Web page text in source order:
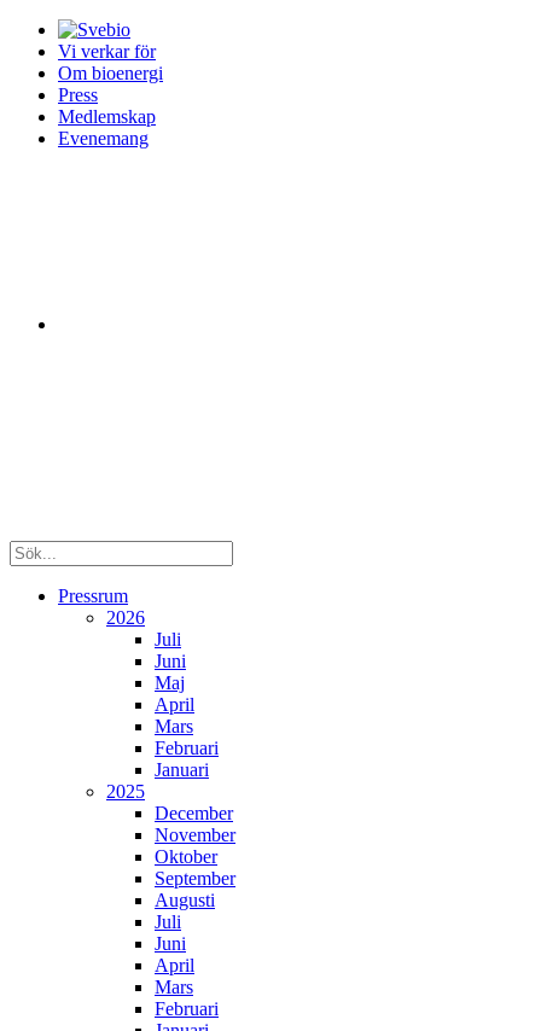
Vi verkar för
Om bioenergi
Press
Medlemskap
Evenemang
Pressrum
2026
Juli
Juni
Maj
April
Mars
Februari
Januari
2025
December
November
Oktober
September
Augusti
Juli
Juni
April
Mars
Februari